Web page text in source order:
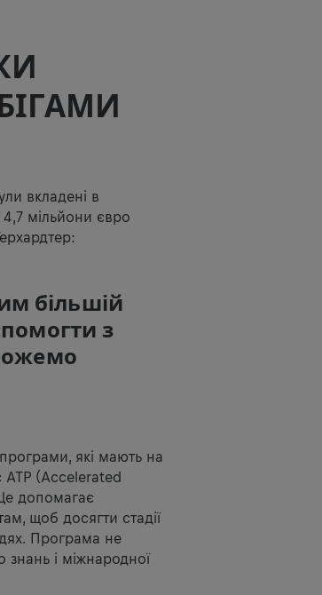
вкладені в
мільйони євро
більшій
з
які мають на
ATP (Accelerated
допомагає
щоб досягти стадії
Програма не
знань і міжнародної